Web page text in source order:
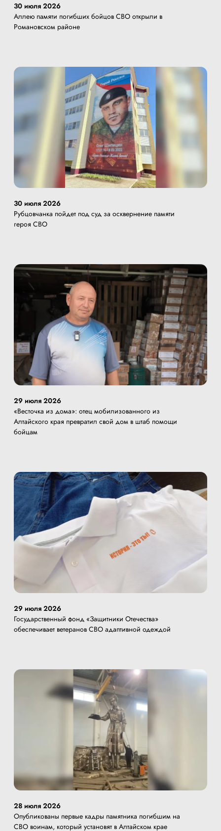
30 июля 2026
Аллею памяти погибших бойцов СВО открыли в
Романовском районе
30 июля 2026
Рубцовчанка пойдет под суд за осквернение памяти
героя СВО
29 июля 2026
«Весточка из дома»: отец мобилизованного из
Алтайского края превратил свой дом в штаб помощи
бойцам
29 июля 2026
Государственный фонд «Защитники Отечества»
обеспечивает ветеранов СВО адаптивной одеждой
28 июля 2026
Опубликованы первые кадры памятника погибшим на
СВО воинам, который установят в Алтайском крае